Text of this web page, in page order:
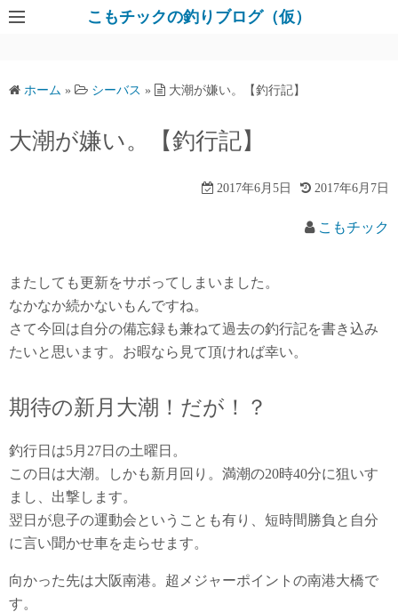
コ
ス
こもチックの釣りブログ（仮）
ホーム » シーバス » 大潮が嫌い。【釣行記】
大潮が嫌い。【釣行記】
2017年6月5日 2017年6月7日
こもチック
またしても更新をサボってしまいました。
なかなか続かないもんですね。
さて今回は自分の備忘録も兼ねて過去の釣行記を書き込み
たいと思います。お暇なら見て頂ければ幸い。
期待の新月大潮！だが！？
釣行日は5月27日の土曜日。
この日は大潮。しかも新月回り。満潮の20時40分に狙いす
まし、出撃します。
翌日が息子の運動会ということも有り、短時間勝負と自分
に言い聞かせ車を走らせます。
向かった先は大阪南港。超メジャーポイントの南港大橋で
す。